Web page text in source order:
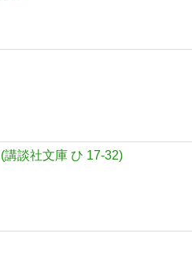
講談社文庫 ひ 17-32)